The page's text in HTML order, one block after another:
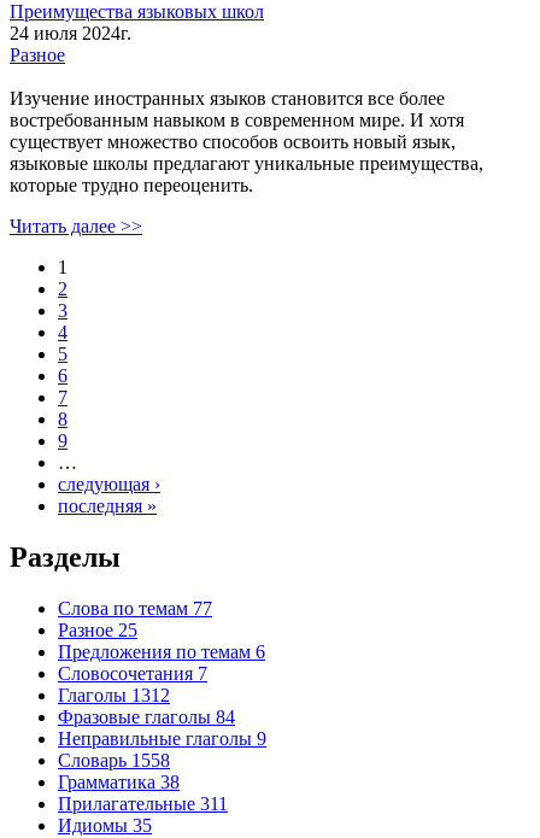
Преимущества языковых школ
24 июля 2024г.
Разное
Изучение иностранных языков становится все более
востребованным навыком в современном мире. И хотя
существует множество способов освоить новый язык,
языковые школы предлагают уникальные преимущества,
которые трудно переоценить.
Читать далее >>
Страницы
1
2
3
4
5
6
7
8
9
…
следующая ›
последняя »
Разделы
Слова по темам 77
Разное 25
Предложения по темам 6
Словосочетания 7
Глаголы 1312
Фразовые глаголы 84
Неправильные глаголы 9
Словарь 1558
Грамматика 38
Прилагательные 311
Идиомы 35